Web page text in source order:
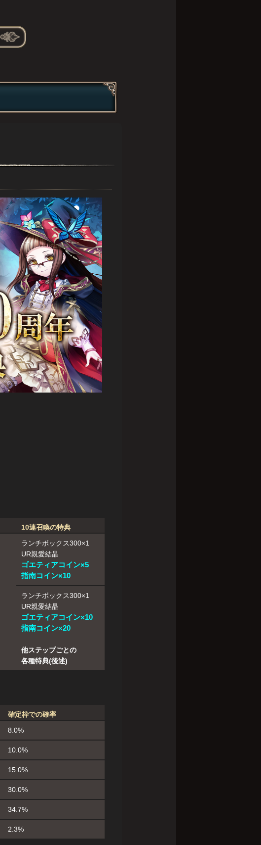
10連召喚の特典
ランチボックス300×1
UR親愛結晶
ゴエティアコイン×5
指南コイン×10
ランチボックス300×1
UR親愛結晶
ゴエティアコイン×10
指南コイン×20
他ステップごとの
各種特典(後述)
確定枠での確率
8.0%
10.0%
15.0%
30.0%
34.7%
2.3%